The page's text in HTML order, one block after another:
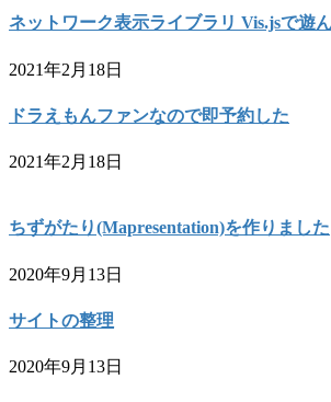
ネットワーク表示ライブラリ Vis.jsで遊
2021年2月18日
ドラえもんファンなので即予約した
2021年2月18日
ちずがたり(Mapresentation)を作りました
2020年9月13日
サイトの整理
2020年9月13日